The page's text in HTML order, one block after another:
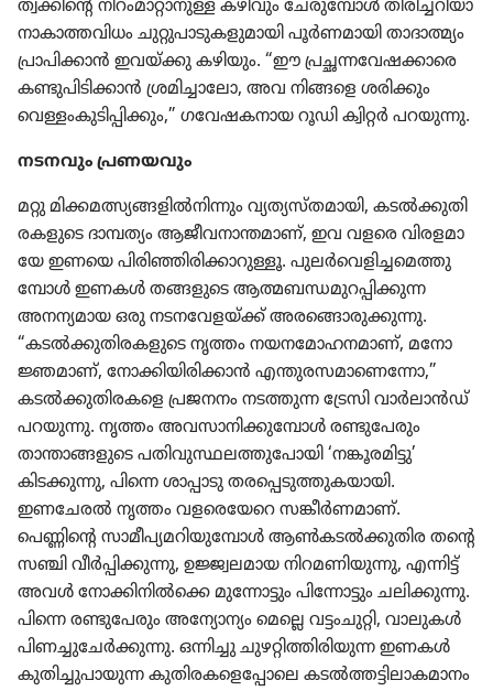
ത്വക്കിന്റെ നിറം​മാ​റ്റാ​നുള്ള കഴിവും ചേരു​മ്പോൾ തിരി​ച്ച​റി​യാ​
നാ​കാ​ത്ത​വി​ധം ചുറ്റു​പാ​ടു​ക​ളു​മാ​യി പൂർണ​മാ​യി താദാ​ത്മ്യം
പ്രാപി​ക്കാൻ ഇവയ്‌ക്കു കഴിയും. “ഈ പ്രച്ഛന്ന​വേ​ഷ​ക്കാ​രെ
കണ്ടുപി​ടി​ക്കാൻ ശ്രമി​ച്ചാ​ലോ, അവ നിങ്ങളെ ശരിക്കും
വെള്ളം​കു​ടി​പ്പി​ക്കും,” ഗവേഷ​ക​നായ റൂഡി ക്വിറ്റർ പറയുന്നു.
നടനവും പ്രണയ​വും
മറ്റു മിക്കമ​ത്സ്യ​ങ്ങ​ളിൽനി​ന്നും വ്യത്യ​സ്‌ത​മാ​യി, കടൽക്കു​തി​
ര​ക​ളു​ടെ ദാമ്പത്യം ആജീവ​നാ​ന്ത​മാണ്‌, ഇവ വളരെ വിരള​മാ​
യേ ഇണയെ പിരി​ഞ്ഞി​രി​ക്കാ​റു​ള്ളൂ. പുലർവെ​ളി​ച്ച​മെ​ത്തു​
മ്പോൾ ഇണകൾ തങ്ങളുടെ ആത്മബന്ധ​മു​റ​പ്പി​ക്കുന്ന
അനന്യ​മായ ഒരു നടന​വേ​ള​യ്‌ക്ക്‌ അരങ്ങൊ​രു​ക്കു​ന്നു.
“കടൽക്കു​തി​ര​ക​ളു​ടെ നൃത്തം നയന​മോ​ഹ​ന​മാണ്‌, മനോ​
ജ്ഞ​മാണ്‌, നോക്കി​യി​രി​ക്കാൻ എന്തുര​സ​മാ​ണെ​ന്നോ,”
കടൽക്കു​തി​ര​കളെ പ്രജനനം നടത്തുന്ന ട്രേസി വാർലാൻഡ്‌
പറയുന്നു. നൃത്തം അവസാ​നി​ക്കു​മ്പോൾ രണ്ടു​പേ​രും
താന്താ​ങ്ങ​ളു​ടെ പതിവു​സ്ഥ​ല​ത്തു​പോ​യി ‘നങ്കൂര​മി​ട്ടു’
കിടക്കു​ന്നു, പിന്നെ ശാപ്പാടു തരപ്പെ​ടു​ത്തു​ക​യാ​യി.
ഇണചേരൽ നൃത്തം വളരെ​യേറെ സങ്കീർണ​മാണ്‌.
പെണ്ണിന്റെ സാമീ​പ്യ​മ​റി​യു​മ്പോൾ ആൺകടൽക്കു​തിര തന്റെ
സഞ്ചി വീർപ്പി​ക്കു​ന്നു, ഉജ്ജ്വല​മായ നിറമ​ണി​യു​ന്നു, എന്നിട്ട്‌
അവൾ നോക്കി​നിൽക്കെ മുന്നോ​ട്ടും പിന്നോ​ട്ടും ചലിക്കു​ന്നു.
പിന്നെ രണ്ടു​പേ​രും അന്യോ​ന്യം മെല്ലെ വട്ടംചു​റ്റി, വാലുകൾ
പിണച്ചു​ചേർക്കു​ന്നു. ഒന്നിച്ചു ചുഴറ്റി​ത്തി​രി​യുന്ന ഇണകൾ
കുതി​ച്ചു​പാ​യുന്ന കുതി​ര​ക​ളെ​പ്പോ​ലെ കടൽത്ത​ട്ടി​ലാ​ക​മാ​നം